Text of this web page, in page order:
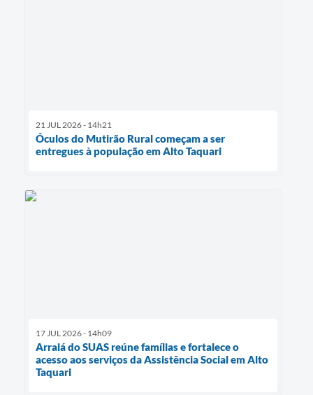
21 JUL 2026 - 14h21
Óculos do Mutirão Rural começam a ser
entregues à população em Alto Taquari
17 JUL 2026 - 14h09
Arraiá do SUAS reúne famílias e fortalece o
acesso aos serviços da Assistência Social em Alto
Taquari